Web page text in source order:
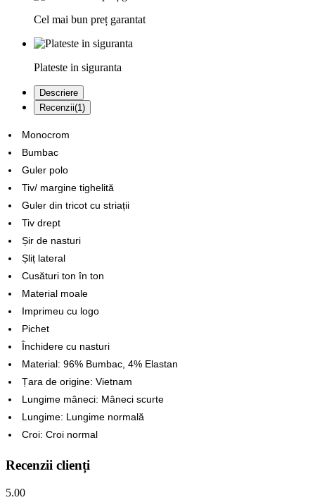
Cel mai bun preț garantat
Plateste in siguranta
Descriere
Recenzii(1)
Monocrom
Bumbac
Guler polo
Tiv/ margine tighelită
Guler din tricot cu striații
Tiv drept
Șir de nasturi
Șliț lateral
Cusături ton în ton
Material moale
Imprimeu cu logo
Pichet
Închidere cu nasturi
Material: 96% Bumbac, 4% Elastan
Țara de origine: Vietnam
Lungime mâneci: Mâneci scurte
Lungime: Lungime normală
Croi: Croi normal
Recenzii clienți
5.00